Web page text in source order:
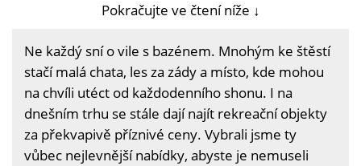
Pokračujte ve čtení níže ↓
Ne každý sní o vile s bazénem. Mnohým ke štěstí
stačí malá chata, les za zády a místo, kde mohou
na chvíli utéct od každodenního shonu. I na
dnešním trhu se stále dají najít rekreační objekty
za překvapivě příznivé ceny. Vybrali jsme ty
vůbec nejlevnější nabídky, abyste je nemuseli